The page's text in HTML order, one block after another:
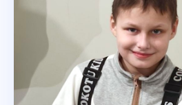
Да, уверен
Нет, не